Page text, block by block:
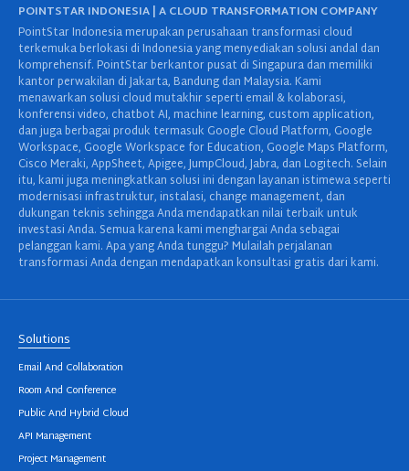
POINTSTAR INDONESIA | A CLOUD TRANSFORMATION COMPANY
PointStar Indonesia merupakan perusahaan transformasi cloud
terkemuka berlokasi di Indonesia yang menyediakan solusi andal dan
komprehensif. PointStar berkantor pusat di Singapura dan memiliki
kantor perwakilan di Jakarta, Bandung dan Malaysia. Kami
menawarkan solusi cloud mutakhir seperti email & kolaborasi,
konferensi video, chatbot AI, machine learning, custom application,
dan juga berbagai produk termasuk Google Cloud Platform, Google
Workspace, Google Workspace for Education, Google Maps Platform,
Cisco Meraki, AppSheet, Apigee, JumpCloud, Jabra, dan Logitech. Selain
itu, kami juga meningkatkan solusi ini dengan layanan istimewa seperti
modernisasi infrastruktur, instalasi, change management, dan
dukungan teknis sehingga Anda mendapatkan nilai terbaik untuk
investasi Anda. Semua karena kami menghargai Anda sebagai
pelanggan kami. Apa yang Anda tunggu? Mulailah perjalanan
transformasi Anda dengan mendapatkan konsultasi gratis dari kami.
Solutions
Email And Collaboration
Room And Conference
Public And Hybrid Cloud
API Management
Project Management